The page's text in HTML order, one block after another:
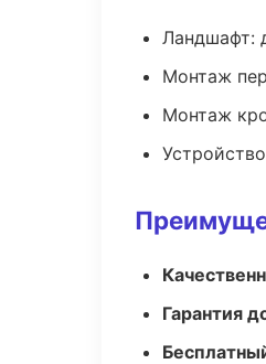
Ландшафт:
Монтаж
Монтаж
Гарантия